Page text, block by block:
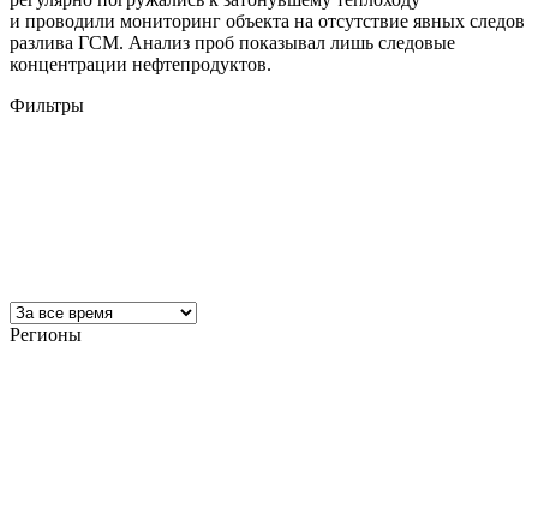
и проводили мониторинг объекта на отсутствие явных следов
разлива ГСМ. Анализ проб показывал лишь следовые
концентрации нефтепродуктов.
Фильтры
Регионы